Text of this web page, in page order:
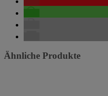
Ähnliche Produkte